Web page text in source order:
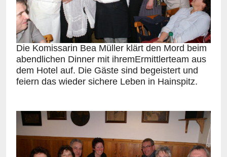
Die Komissarin Bea Müller klärt den Mord beim
abendlichen Dinner mit ihremErmittlerteam aus
dem Hotel auf. Die Gäste sind begeistert und
feiern das wieder sichere Leben in Hainspitz.